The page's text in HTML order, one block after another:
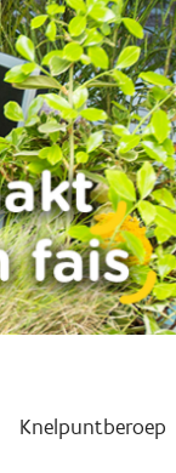
Knelpuntberoep